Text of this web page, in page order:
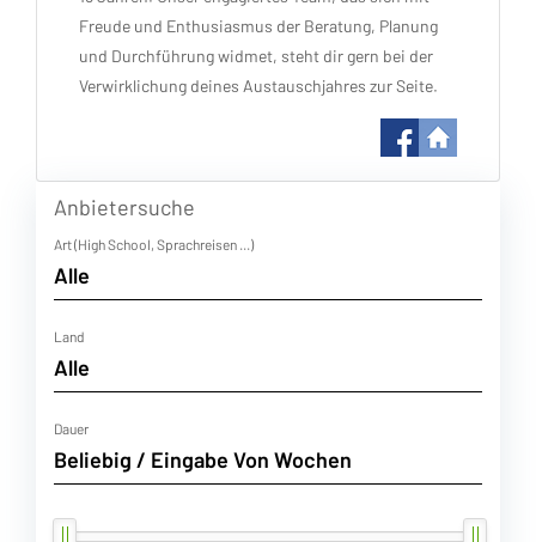
Freude und Enthusiasmus der Beratung, Planung
und Durchführung widmet, steht dir gern bei der
Verwirklichung deines Austauschjahres zur Seite.
Anbietersuche
Art (High School, Sprachreisen ...)
Land
Dauer